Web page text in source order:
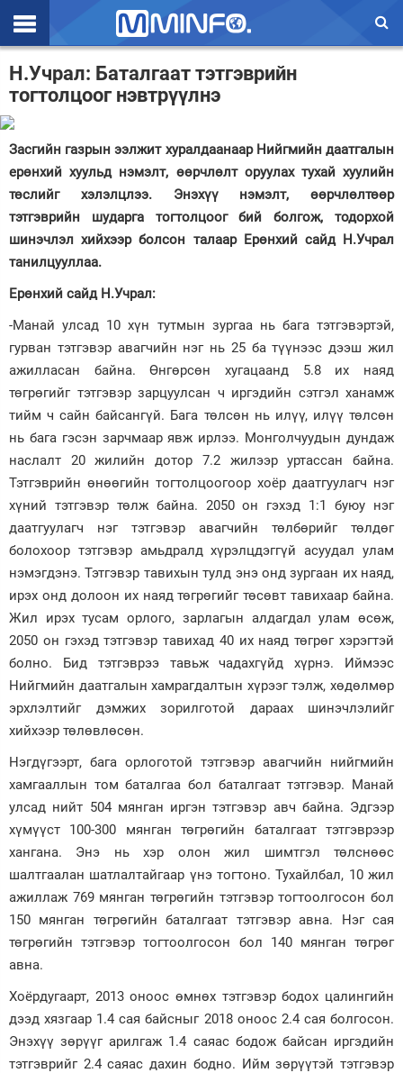
Эхлэл
Цаг агаар
Улс төр
Эдийн засаг
Үзэл бодол
Спорт
Нийгэм
Дэлхий
Энтертайнмэнт
Зурхай
Н.Учрал: Баталгаат тэтгэврийн
тогтолцоог нэвтрүүлнэ
Засгийн газрын ээлжит хуралдаанаар Нийгмийн даатгалын
ерөнхий хуульд нэмэлт, өөрчлөлт оруулах тухай хуулийн
төслийг хэлэлцлээ. Энэхүү нэмэлт, өөрчлөлтөөр
тэтгэврийн шударга тогтолцоог бий болгож, тодорхой
шинэчлэл хийхээр болсон талаар Ерөнхий сайд Н.Учрал
танилцууллаа.
Ерөнхий сайд Н.Учрал:
-Манай улсад 10 хүн тутмын зургаа нь бага тэтгэвэртэй,
гурван тэтгэвэр авагчийн нэг нь 25 ба түүнээс дээш жил
ажилласан байна. Өнгөрсөн хугацаанд 5.8 их наяд
төгрөгийг тэтгэвэр зарцуулсан ч иргэдийн сэтгэл ханамж
тийм ч сайн байсангүй. Бага төлсөн нь илүү, илүү төлсөн
нь бага гэсэн зарчмаар явж ирлээ. Монголчуудын дундаж
наслалт 20 жилийн дотор 7.2 жилээр уртассан байна.
Тэтгэврийн өнөөгийн тогтолцоогоор хоёр даатгуулагч нэг
хүний тэтгэвэр төлж байна. 2050 он гэхэд 1:1 буюу нэг
даатгуулагч нэг тэтгэвэр авагчийн төлбөрийг төлдөг
болохоор тэтгэвэр амьдралд хүрэлцдэггүй асуудал улам
нэмэгдэнэ. Тэтгэвэр тавихын тулд энэ онд зургаан их наяд,
ирэх онд долоон их наяд төгрөгийг төсөвт тавихаар байна.
Жил ирэх тусам орлого, зарлагын алдагдал улам өсөж,
2050 он гэхэд тэтгэвэр тавихад 40 их наяд төгрөг хэрэгтэй
болно. Бид тэтгэврээ тавьж чадахгүйд хүрнэ. Иймээс
Нийгмийн даатгалын хамрагдалтын хүрээг тэлж, хөдөлмөр
эрхлэлтийг дэмжих зорилготой дараах шинэчлэлийг
хийхээр төлөвлөсөн.
Нэгдүгээрт, бага орлоготой тэтгэвэр авагчийн нийгмийн
хамгааллын том баталгаа бол баталгаат тэтгэвэр. Манай
улсад нийт 504 мянган иргэн тэтгэвэр авч байна. Эдгээр
хүмүүст 100-300 мянган төгрөгийн баталгаат тэтгэврээр
хангана. Энэ нь хэр олон жил шимтгэл төлснөөс
шалтгаалан шатлалтайгаар үнэ тогтоно. Тухайлбал, 10 жил
ажиллаж 769 мянган төгрөгийн тэтгэвэр тогтоолгосон бол
150 мянган төгрөгийн баталгаат тэтгэвэр авна. Нэг сая
төгрөгийн тэтгэвэр тогтоолгосон бол 140 мянган төгрөг
авна.
Хоёрдугаарт, 2013 оноос өмнөх тэтгэвэр бодох цалингийн
дээд хязгаар 1.4 сая байсныг 2018 оноос 2.4 сая болгосон.
Энэхүү зөрүүг арилгаж 1.4 саяас бодож байсан иргэдийн
тэтгэврийг 2.4 саяас дахин бодно. Ийм зөрүүтэй тэтгэвэр